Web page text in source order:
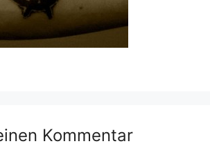
Kommentar